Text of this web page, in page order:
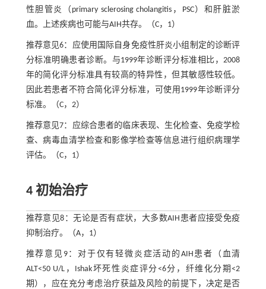
性胆管炎（primary sclerosing cholangitis，PSC）和肝脏淤
血。上述疾病也可能与AIH共存。（C，1）
推荐意见6：应使用国际自身免疫性肝炎小组制定的诊断评
分标准明确患者诊断。与1999年诊断评分标准相比，2008
年的简化评分标准具有较高的特异性，但其敏感性较低。
因此若患者不符合简化评分标准，可使用1999年诊断评分
标准。（C，2）
推荐意见7：应综合患者的临床表现、生化检查、免疫学检
查、病毒血清学检查和影像学检查等信息进行组织病理学
评估。（C，1）
4 初始治疗
推荐意见8：无论是否有症状，大多数AIH患者应接受免疫
抑制治疗。（A，1）
推荐意见9：对于仅有轻微炎症活动的AIH患者（血清
ALT<50 U/L，Ishak坏死性炎症评分<6分，纤维化分期<2
期），应在充分考虑治疗获益及风险的前提下，决定是否